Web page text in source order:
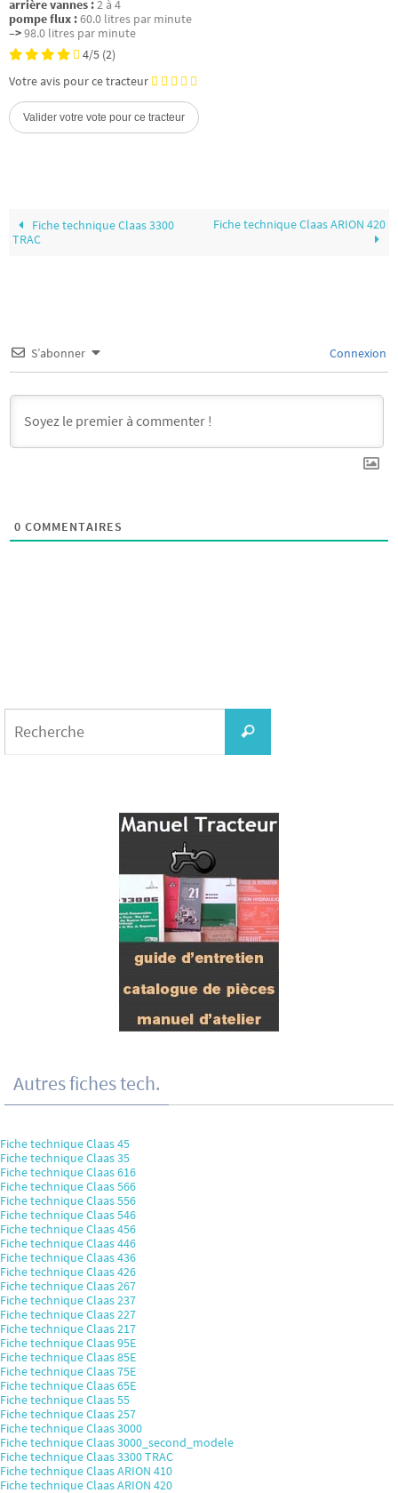
arrière vannes :2 à 4
pompe flux :60.0 litres par minute
–>98.0 litres par minute
4/5 (2)
Votre avis pour ce tracteur
Fiche technique Claas 3300
TRAC
Fiche technique Claas ARION 420
S’abonner Connexion
0 COMMENTAIRES
Recherche
Autres fiches tech.
Fiche technique Claas 45
Fiche technique Claas 35
Fiche technique Claas 616
Fiche technique Claas 566
Fiche technique Claas 556
Fiche technique Claas 546
Fiche technique Claas 456
Fiche technique Claas 446
Fiche technique Claas 436
Fiche technique Claas 426
Fiche technique Claas 267
Fiche technique Claas 237
Fiche technique Claas 227
Fiche technique Claas 217
Fiche technique Claas 95E
Fiche technique Claas 85E
Fiche technique Claas 75E
Fiche technique Claas 65E
Fiche technique Claas 55
Fiche technique Claas 257
Fiche technique Claas 3000
Fiche technique Claas 3000_second_modele
Fiche technique Claas 3300 TRAC
Fiche technique Claas ARION 410
Fiche technique Claas ARION 420